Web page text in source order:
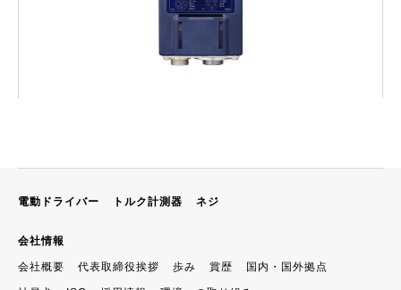
電動ドライバー トルク計測器 ネジ
会社情報
会社概要 代表取締役挨拶 歩み 賞歴 国内・国外拠点